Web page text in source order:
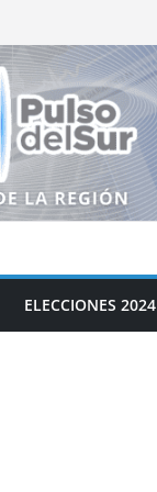
ELECCIONES 2024